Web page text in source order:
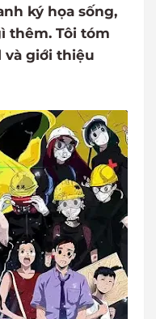
ký họa sống,
thêm. Tôi tóm
và giới thiệu